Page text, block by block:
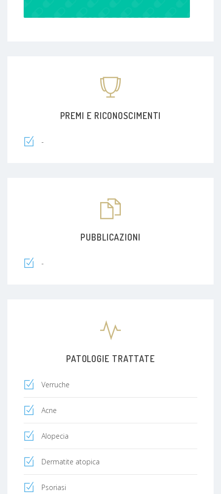
PREMI E RICONOSCIMENTI
-
PUBBLICAZIONI
-
PATOLOGIE TRATTATE
Verruche
Acne
Alopecia
Dermatite atopica
Psoriasi